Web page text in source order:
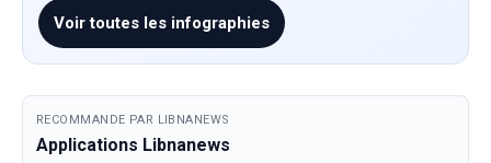
Voir toutes les infographies
RECOMMANDE PAR LIBNANEWS
Applications Libnanews